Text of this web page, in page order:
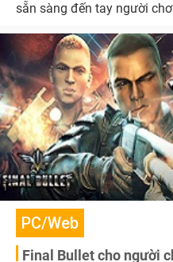
sẵn sàng đến tay người
PC/Web
Final Bullet cho người